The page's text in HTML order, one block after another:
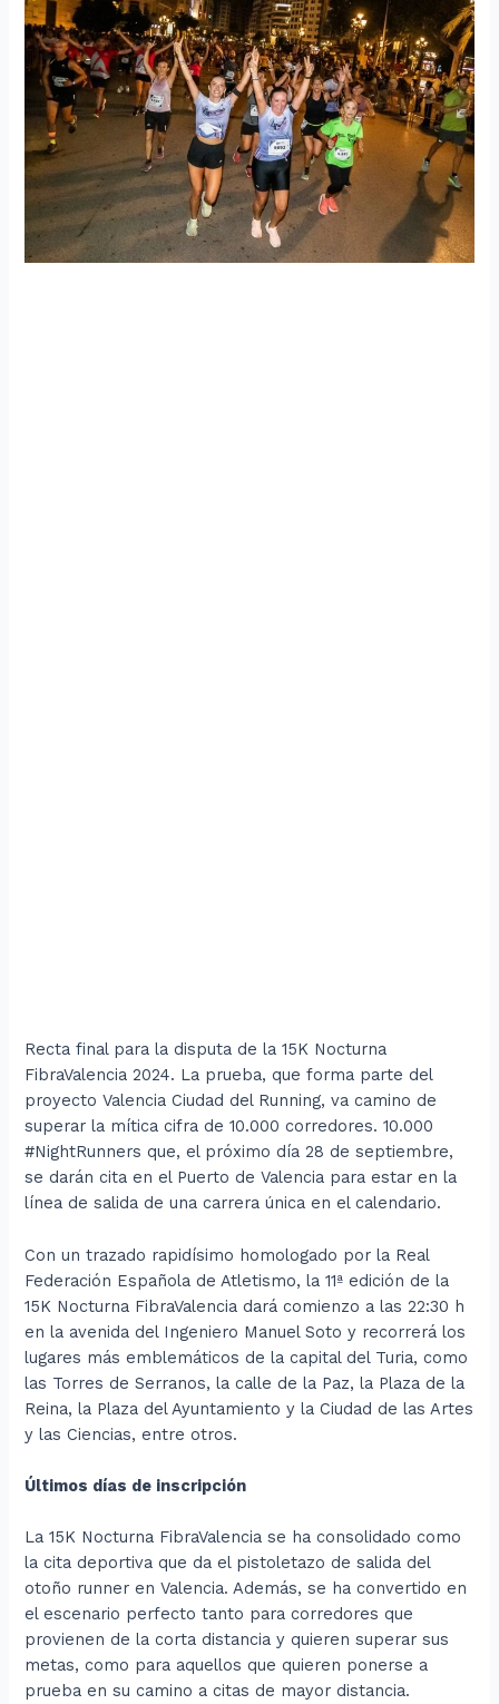
Recta final para la disputa de la 15K Nocturna
FibraValencia 2024. La prueba, que forma parte del
proyecto Valencia Ciudad del Running, va camino de
superar la mítica cifra de 10.000 corredores. 10.000
#NightRunners que, el próximo día 28 de septiembre,
se darán cita en el Puerto de Valencia para estar en la
línea de salida de una carrera única en el calendario.
Con un trazado rapidísimo homologado por la Real
Federación Española de Atletismo, la 11ª edición de la
15K Nocturna FibraValencia dará comienzo a las 22:30 h
en la avenida del Ingeniero Manuel Soto y recorrerá los
lugares más emblemáticos de la capital del Turia, como
las Torres de Serranos, la calle de la Paz, la Plaza de la
Reina, la Plaza del Ayuntamiento y la Ciudad de las Artes
y las Ciencias, entre otros.
Últimos días de inscripción
La 15K Nocturna FibraValencia se ha consolidado como
la cita deportiva que da el pistoletazo de salida del
otoño runner en Valencia. Además, se ha convertido en
el escenario perfecto tanto para corredores que
provienen de la corta distancia y quieren superar sus
metas, como para aquellos que quieren ponerse a
prueba en su camino a citas de mayor distancia.